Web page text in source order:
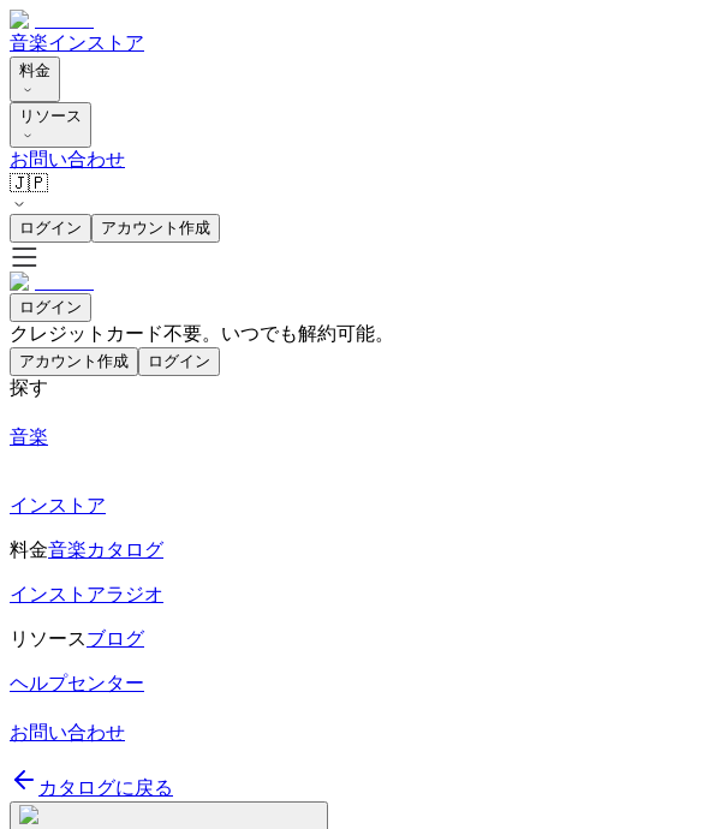
音楽インストア
料金
リソース
お問い合わせ
🇯🇵
ログイン アカウント作成
ログイン
クレジットカード不要。いつでも解約可能。
アカウント作成 ログイン
探す
音楽
インストア
料金音楽カタログ
インストアラジオ
リソースブログ
ヘルプセンター
お問い合わせ
カタログに戻る